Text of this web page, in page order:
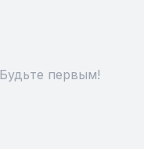
первым!